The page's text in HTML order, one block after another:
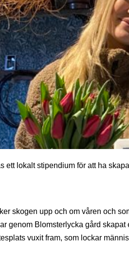
ett lokalt stipendium för att ha
skogen upp och om våren och
genom Blomsterlycka gård
vuxit fram, som lockar